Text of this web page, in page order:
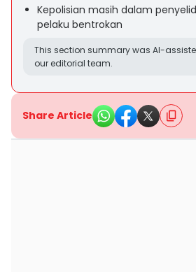
Kepolisian masih dalam
pelaku bentrokan
This section summary was AI-
our editorial team.
Share Article